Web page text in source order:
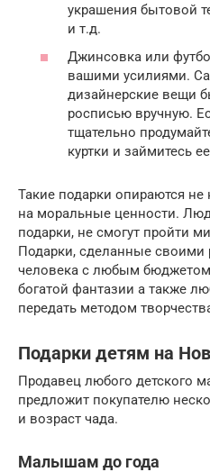
украшения бытовой
и т.д.
Джинсовка или
вашими усилиями.
дизайнерские вещи
росписью вручную.
тщательно
куртки и займитесь
Такие подарки опираются
на моральные ценности.
подарки, не смогут пройти
Подарки, сделанные своими
человека с любым бюджетом
богатой фантазии а также
передать методом
Подарки детям на
Продавец любого детского
предложит покупателю
и возраст чада.
Малышам до года